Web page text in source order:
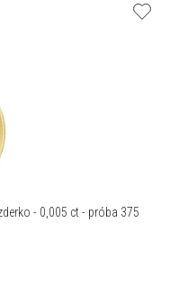
- 0,005 ct - próba 375